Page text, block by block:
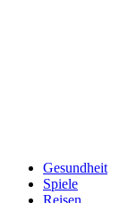
Gesundheit
Spiele
Reisen